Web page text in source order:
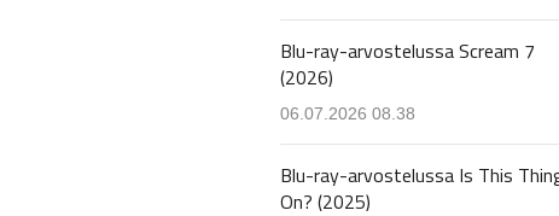
Blu-ray-arvostelussa Scream 7
(2026)
06.07.2026 08.38
Blu-ray-arvostelussa Is This
On? (2025)